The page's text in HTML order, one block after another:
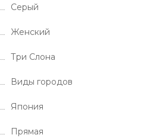
Серый
Женский
Три Слона
Виды городов
Япония
Прямая